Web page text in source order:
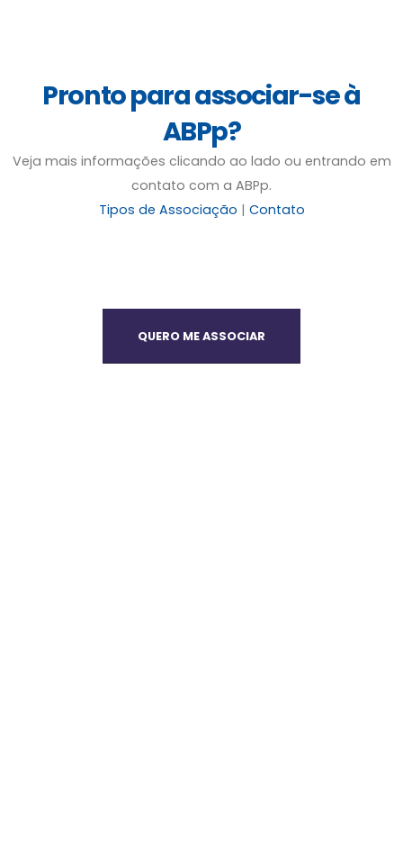
Pronto para associar-se à
ABPp?
Veja mais informações clicando ao lado ou entrando em
contato com a ABPp.
Tipos de Associação | Contato
QUERO ME ASSOCIAR